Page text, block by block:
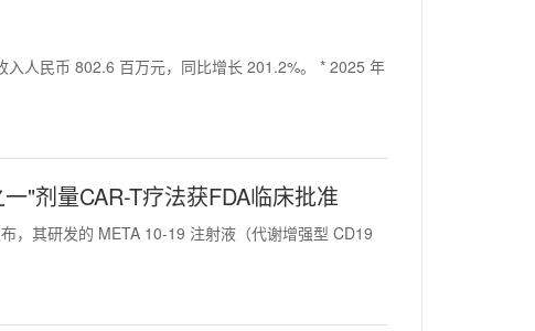
人民币 802.6 百万元，同比增长 201.2%。 * 2025 年
"剂量CAR-T疗法获FDA临床批准
，其研发的 META 10-19 注射液（代谢增强型 CD19